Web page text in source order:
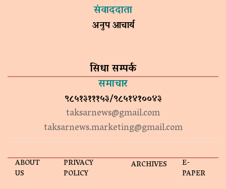
संवाददाता
अनुप आचार्य
सिधा सम्पर्क
समाचार
९८५१३१११५३/९८५१४१००४३
taksarnews@gmail.com
taksarnews.marketing@gmail.com
ABOUT
US
PRIVACY
POLICY
ARCHIVES E-
PAPER